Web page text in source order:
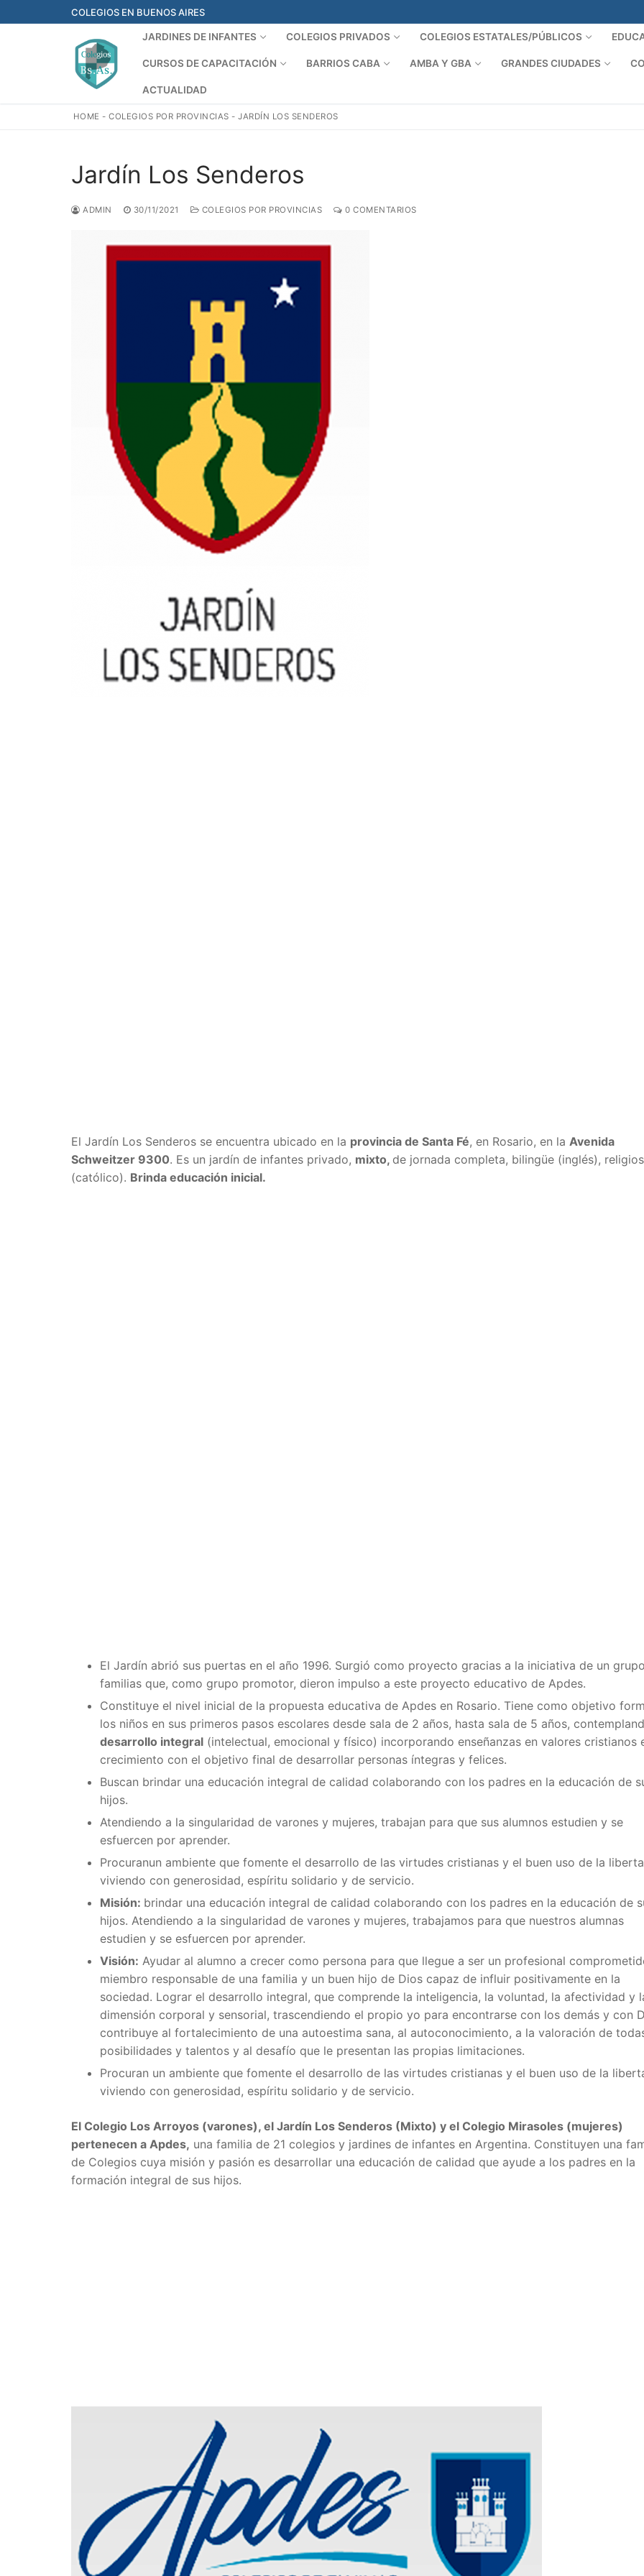
al
COLEGIOS EN BUENOS AIRES
JARDINES DE INFANTES COLEGIOS PRIVADOS COLEGIOS ESTATALES/PÚBLICOS
CURSOS DE CAPACITACIÓN BARRIOS CABA AMBA Y GBA GRANDES CIUDADES
ACTUALIDAD
HOME -COLEGIOS POR PROVINCIAS -JARDÍN LOS SENDEROS
Jardín Los Senderos
ADMIN 30/11/2021 COLEGIOS POR PROVINCIAS 0 COMENTARIOS
El Jardín Los Senderos se encuentra ubicado en la provincia de Santa Fé, en Rosario, en la Avenida
Schweitzer 9300. Es un jardín de infantes privado, mixto, de jornada completa, bilingüe (inglés),
(católico). Brinda educación inicial.
El Jardín abrió sus puertas en el año 1996. Surgió como proyecto gracias a la iniciativa de un
familias que, como grupo promotor, dieron impulso a este proyecto educativo de Apdes.
Constituye el nivel inicial de la propuesta educativa de Apdes en Rosario. Tiene como objetivo
los niños en sus primeros pasos escolares desde sala de 2 años, hasta sala de 5 años,
desarrollo integral (intelectual, emocional y físico) incorporando enseñanzas en valores cristianos
crecimiento con el objetivo final de desarrollar personas íntegras y felices.
Buscan brindar una educación integral de calidad colaborando con los padres en la educación de
hijos.
Atendiendo a la singularidad de varones y mujeres, trabajan para que sus alumnos estudien y se
esfuercen por aprender.
Procuranun ambiente que fomente el desarrollo de las virtudes cristianas y el buen uso de la
viviendo con generosidad, espíritu solidario y de servicio.
Misión: brindar una educación integral de calidad colaborando con los padres en la educación de
hijos. Atendiendo a la singularidad de varones y mujeres, trabajamos para que nuestros alumnas
estudien y se esfuercen por aprender.
Visión: Ayudar al alumno a crecer como persona para que llegue a ser un profesional
miembro responsable de una familia y un buen hijo de Dios capaz de influir positivamente en la
sociedad. Lograr el desarrollo integral, que comprende la inteligencia, la voluntad, la afectividad y
dimensión corporal y sensorial, trascendiendo el propio yo para encontrarse con los demás y con
contribuye al fortalecimiento de una autoestima sana, al autoconocimiento, a la valoración de
posibilidades y talentos y al desafío que le presentan las propias limitaciones.
Procuran un ambiente que fomente el desarrollo de las virtudes cristianas y el buen uso de la
viviendo con generosidad, espíritu solidario y de servicio.
El Colegio Los Arroyos (varones), el Jardín Los Senderos (Mixto) y el Colegio Mirasoles (mujeres)
pertenecen a Apdes, una familia de 21 colegios y jardines de infantes en Argentina. Constituyen una
de Colegios cuya misión y pasión es desarrollar una educación de calidad que ayude a los padres en la
formación integral de sus hijos.